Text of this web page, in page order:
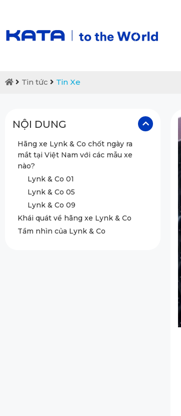
Tin tức Tin Xe
NỘI DUNG
Hãng xe Lynk & Co chốt ngày ra
mắt tại Việt Nam với các mẫu xe
nào?
Lynk & Co 01
Lynk & Co 05
Lynk & Co 09
Khái quát về hãng xe Lynk & Co
Tầm nhìn của Lynk & Co